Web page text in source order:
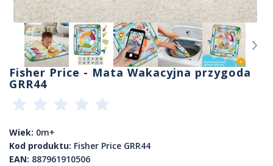
Fisher Price - Mata Wakacyjna przygoda
GRR44
Wiek: 0m+
Kod produktu: Fisher Price GRR44
EAN: 887961910506